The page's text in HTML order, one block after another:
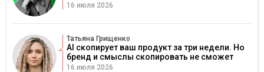
16 июля 2026
Татьяна Грищенко
AI скопирует ваш продукт за три недели. Но
бренд и смыслы скопировать не сможет
16 июля 2026